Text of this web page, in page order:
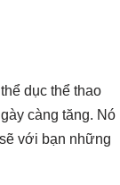
dục thể thao
càng tăng. Nó
với bạn những